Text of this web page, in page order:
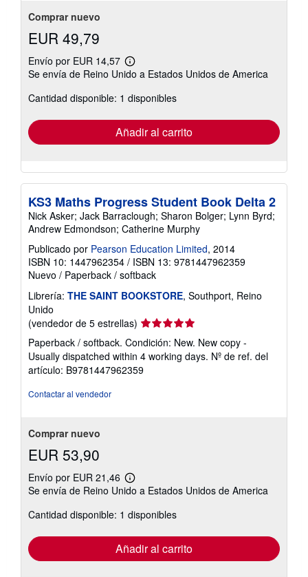
Comprar nuevo
EUR 49,79
Envío por EUR 14,57
Más
información
las
tarifas
envío
Se envía de Reino Unido a Estados Unidos de America
Cantidad disponible: 1 disponibles
Añadir al carrito
KS3 Maths Progress Student Book Delta 2
Nick Asker; Jack Barraclough; Sharon Bolger; Lynn Byrd;
Andrew Edmondson; Catherine Murphy
Publicado por Pearson Education Limited, 2014
ISBN 10: 1447962354 / ISBN 13: 9781447962359
Nuevo / Paperback / softback
Librería: THE SAINT BOOKSTORE, Southport, Reino
Unido
(vendedor de 5 estrellas) Calificación
del
vendedor:
5
de
Paperback / softback. Condición: New. New copy -
Usually dispatched within 4 working days. Nº de ref. del
artículo: B9781447962359
Contactar al vendedor
Comprar nuevo
EUR 53,90
Envío por EUR 21,46
Más
información
las
tarifas
envío
Se envía de Reino Unido a Estados Unidos de America
Cantidad disponible: 1 disponibles
Añadir al carrito